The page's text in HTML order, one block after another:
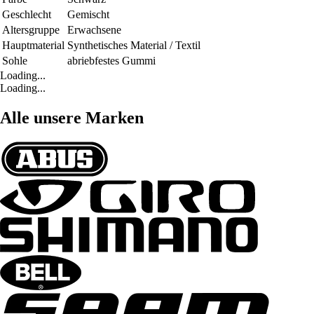
Geschlecht
Gemischt
Altersgruppe
Erwachsene
Hauptmaterial Synthetisches Material / Textil
Sohle
abriebfestes Gummi
Loading...
Loading...
Alle unsere Marken